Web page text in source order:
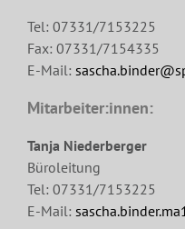
Tel: 07331/7153225
Fax: 07331/7154335
E-Mail:
Mitarbeiter:innen:
Tanja Niederberger
Büroleitung
Tel: 07331/7153225
E-Mail: